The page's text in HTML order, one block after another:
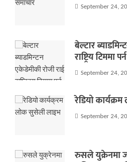
September 24,
बेल्टार
राष्ट्रिय टिममा
September 24,
रेडियो
September 24,
रुसले युक्रेनमा